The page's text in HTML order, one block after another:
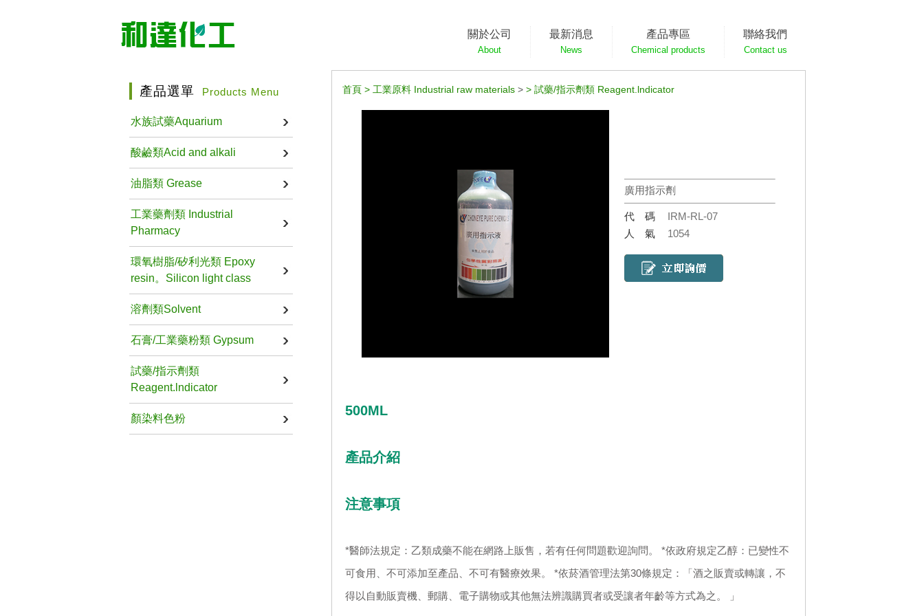
關於公司
About
最新消息
News
產品專區
Chemical products
聯絡我們
Contact us
產品選單 Products Menu
水族試藥Aquarium
酸鹼類Acid and alkali
油脂類 Grease
工業藥劑類 Industrial
Pharmacy
環氧樹脂/矽利光類 Epoxy
resin。Silicon light class
溶劑類Solvent
石膏/工業藥粉類 Gypsum
試藥/指示劑類
Reagent.lndicator
顏染料色粉
首頁 > 工業原料 Industrial raw materials > > 試藥/指示劑類 Reagent.lndicator
廣用指示劑
代碼
IRM-RL-07
人氣
1054
500ML
產品介紹
注意事項
*醫師法規定：乙類成藥不能在網路上販售，若有任何問題歡迎詢問。 *依政府規定乙醇：已變性不
可食用、不可添加至產品、不可有醫療效果。 *依菸酒管理法第30條規定：「酒之販賣或轉讓，不
得以自動販賣機、郵購、電子購物或其他無法辨識購買者或受讓者年齡等方式為之。 」